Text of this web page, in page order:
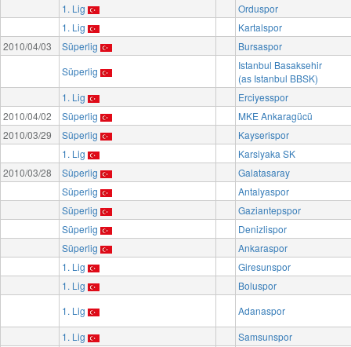
1. Lig
Orduspor
1. Lig
Kartalspor
2010/04/03
Süperlig
Bursaspor
Süperlig
Istanbul Basaksehir
(as Istanbul BBSK)
1. Lig
Erciyesspor
2010/04/02
Süperlig
MKE Ankaragücü
2010/03/29
Süperlig
Kayserispor
1. Lig
Karsiyaka SK
2010/03/28
Süperlig
Galatasaray
Süperlig
Antalyaspor
Süperlig
Gaziantepspor
Süperlig
Denizlispor
Süperlig
Ankaraspor
1. Lig
Giresunspor
1. Lig
Boluspor
1. Lig
Adanaspor
1. Lig
Samsunspor